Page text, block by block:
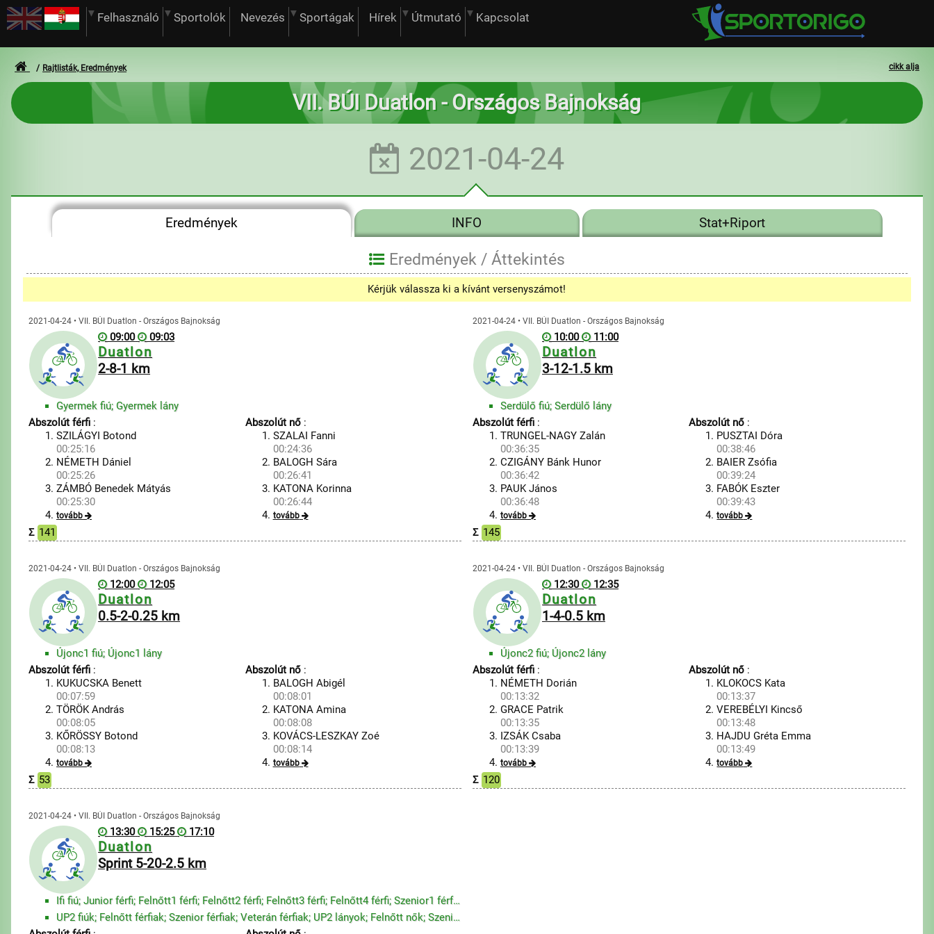
Felhasználó Sportolók Nevezés Sportágak Hírek Útmutató Kapcsolat
cikk alja
Rajtlisták, Eredmények
VII. BÚI Duatlon - Országos Bajnokság
2021-04-24
Eredmények INFO Stat+Riport
Eredmények / Áttekintés
Kérjük válassza ki a kívánt versenyszámot!
2021-04-24 • VII. BÚI Duatlon - Országos Bajnokság
09:00 09:03
Duatlon
2-8-1 km
Gyermek fiú; Gyermek lány
Abszolút férfi :
SZILÁGYI Botond
00:25:16
NÉMETH Dániel
00:25:26
ZÁMBÓ Benedek Mátyás
00:25:30
tovább
Abszolút nő:
SZALAI Fanni
00:24:36
BALOGH Sára
00:26:41
KATONA Korinna
00:26:44
tovább
Σ 141
2021-04-24 • VII. BÚI Duatlon - Országos Bajnokság
10:00 11:00
Duatlon
3-12-1.5 km
Serdülő fiú; Serdülő lány
Abszolút férfi:
TRUNGEL-NAGY Zalán
00:36:35
CZIGÁNY Bánk Hunor
00:36:42
PAUK János
00:36:48
tovább
Abszolút nő :
PUSZTAI Dóra
00:38:46
BAIER Zsófia
00:39:24
FABÓK Eszter
00:39:43
tovább
Σ 145
2021-04-24 • VII. BÚI Duatlon - Országos Bajnokság
12:00 12:05
Duatlon
0.5-2-0.25 km
Újonc1 fiú; Újonc1 lány
Abszolút férfi :
KUKUCSKA Benett
00:07:59
TÖRÖK András
00:08:05
KŐRÖSSY Botond
00:08:13
tovább
Abszolút nő:
BALOGH Abigél
00:08:01
KATONA Amina
00:08:08
KOVÁCS-LESZKAY Zoé
00:08:14
tovább
Σ 53
2021-04-24 • VII. BÚI Duatlon - Országos Bajnokság
12:30 12:35
Duatlon
1-4-0.5 km
Újonc2 fiú; Újonc2 lány
Abszolút férfi:
NÉMETH Dorián
00:13:32
GRACE Patrik
00:13:35
IZSÁK Csaba
00:13:39
tovább
Abszolút nő :
KLOKOCS Kata
00:13:37
VEREBÉLYI Kincső
00:13:48
HAJDU Gréta Emma
00:13:49
tovább
Σ 120
2021-04-24 • VII. BÚI Duatlon - Országos Bajnokság
13:30 15:25 17:10
Duatlon
Sprint 5-20-2.5 km
Ifi fiú; Junior férfi; Felnőtt1 férfi; Felnőtt2 férfi; Felnőtt3 férfi; Felnőtt4 férfi; Szenior1 férf...
UP2 fiúk; Felnőtt férfiak; Szenior férfiak; Veterán férfiak; UP2 lányok; Felnőtt nők; Szenior nők; V...